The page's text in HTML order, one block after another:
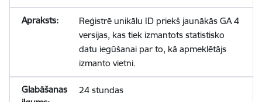
Reģistrē unikālu ID priekš jaunākās GA 4
versijas, kas tiek izmantots statistisko
datu iegūšanai par to, kā apmeklētājs
izmanto vietni.
24 stundas